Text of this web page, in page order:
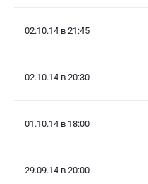
02.10.14 в 21:45
02.10.14 в 20:30
01.10.14 в 18:00
29.09.14 в 20:00